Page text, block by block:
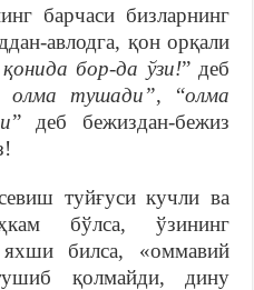
барчаси бизларнинг
авлодга, қон орқали
қонида бор-да ўзи!” деб
олма тушади”, “олма
” деб бежиздан-бежиз
туйғуси кучли ва
бўлса, ўзининг
билса, «оммавий
қолмайди, дину